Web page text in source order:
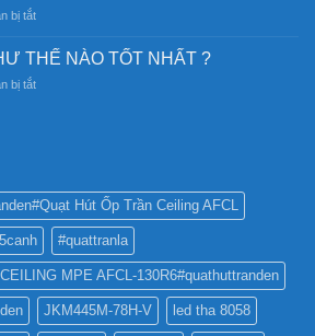
nghệ
sáng
Đèn
Nam
6SS-
bị tắtở
NÊN
DỤNG
QUẢNG
CÁO?
THẾ NÀO TỐT NHẤT ?
bị tắtở
TỐT
NHẤT
?
Hút Ốp Trần Ceiling AFCL
#quattranla
MPE AFCL-130R6#quathuttranden
den JKM445M-78H-V led tha 8058